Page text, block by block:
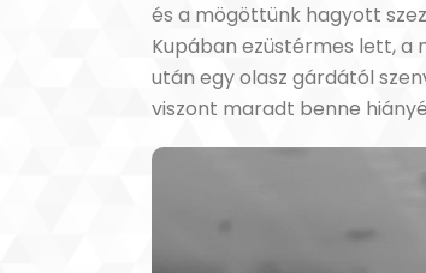
és a mögöttünk hagyott
Kupában ezüstérmes lett,
után egy olasz gárdától
viszont maradt benne